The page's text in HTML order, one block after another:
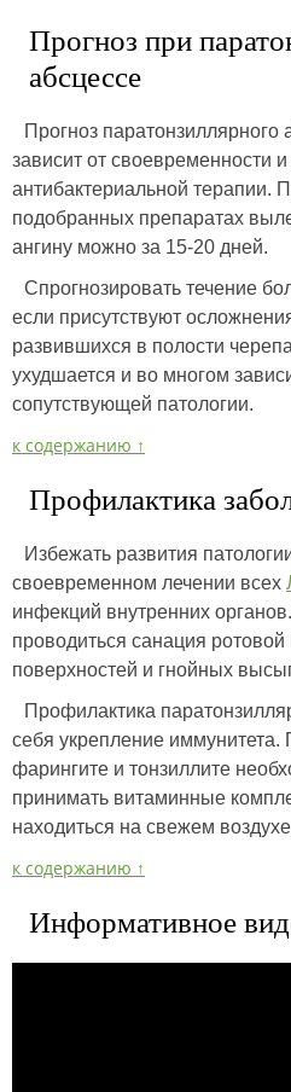
Прогноз при
абсцессе
Прогноз
зависит от своевременности
антибактериальной терапии.
подобранных препаратах
ангину можно за 15-20 дней.
Спрогнозировать течение
если присутствуют
развившихся в полости
ухудшается и во многом
сопутствующей патологии.
к содержанию ↑
Профилактика
Избежать развития
своевременном лечении всех
инфекций внутренних
проводиться санация
поверхностей и гнойных
Профилактика
себя укрепление иммунитета.
фарингите и тонзиллите
принимать витаминные
находиться на свежем
к содержанию ↑
Информативное